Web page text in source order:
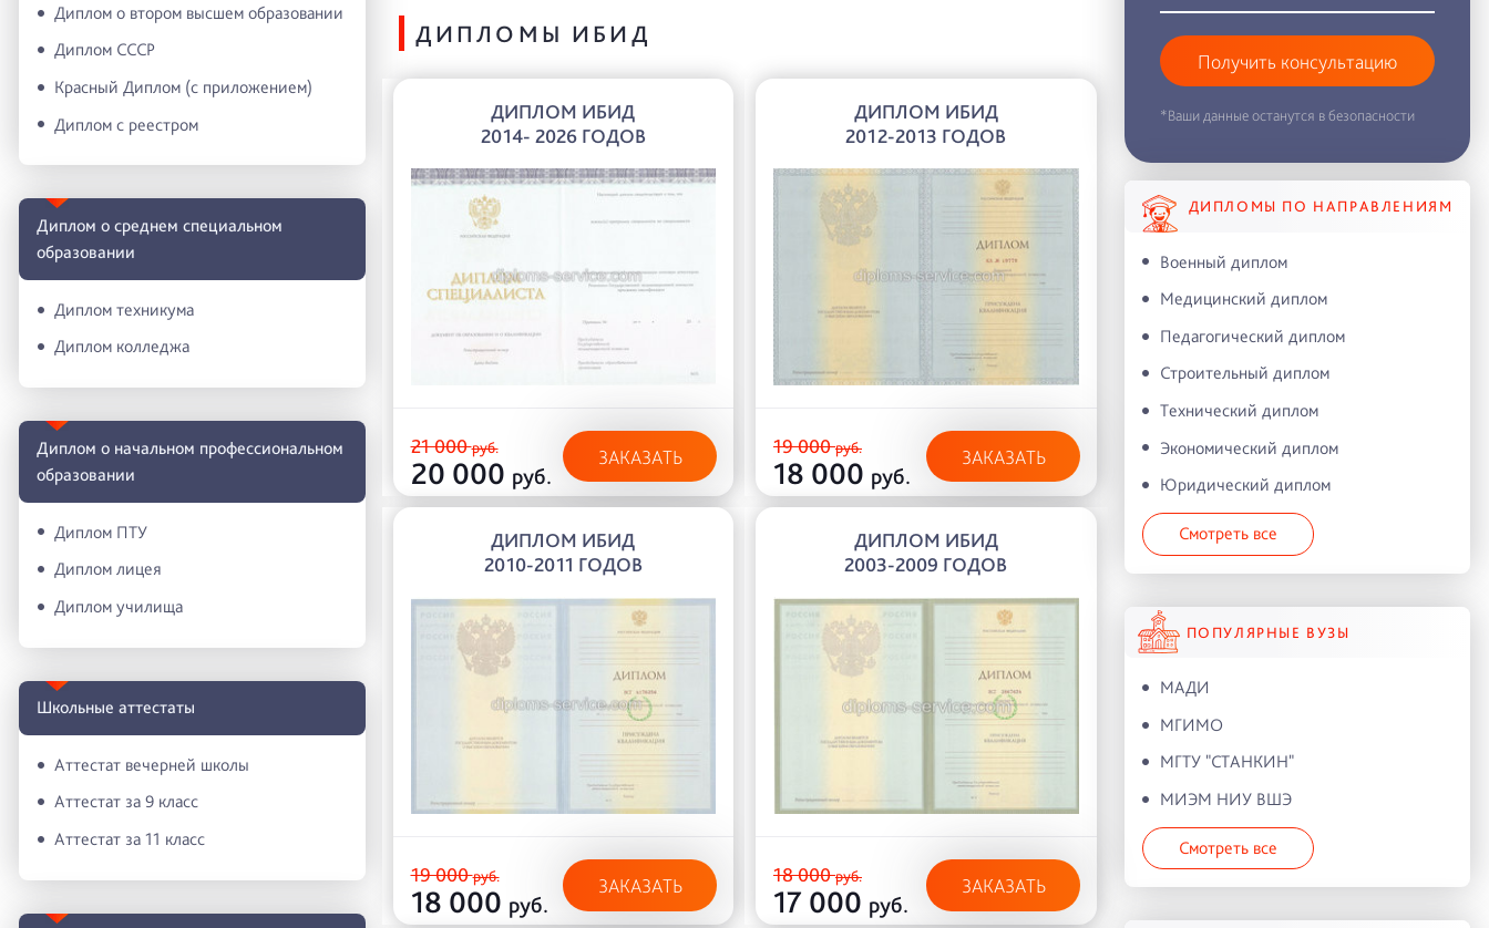
Диплом о втором высшем образовании
Диплом СССР
Красный Диплом (с приложением)
Диплом с реестром
Диплом о среднем специальном
образовании
Диплом техникума
Диплом колледжа
Диплом о начальном профессиональном
oбразовании
Диплом ПТУ
Диплом лицея
Диплом училища
Школьные аттестаты
Аттестат вечерней школы
Аттестат за 9 класс
Аттестат за 11 класс
ДИПЛОМЫ ИБИД
ДИПЛОМ ИБИД
2014- 2026 ГОДОВ
21 000руб.
20 000 руб.
ЗАКАЗАТЬ
ДИПЛОМ ИБИД
2012-2013 ГОДОВ
19 000руб.
18 000 руб.
ЗАКАЗАТЬ
ДИПЛОМ ИБИД
2010-2011 ГОДОВ
19 000руб.
18 000 руб.
ЗАКАЗАТЬ
ДИПЛОМ ИБИД
2003-2009 ГОДОВ
18 000руб.
17 000 руб.
ЗАКАЗАТЬ
Получить консультацию
*Ваши данные останутся в безопасности
ДИПЛОМЫ ПО НАПРАВЛЕНИЯМ
Военный диплом
Медицинский диплом
Педагогический диплом
Строительный диплом
Технический диплом
Экономический диплом
Юридический диплом
Смотреть все
ПОПУЛЯРНЫЕ ВУЗЫ
МАДИ
МГИМО
МГТУ "СТАНКИН"
МИЭМ НИУ ВШЭ
Смотреть все